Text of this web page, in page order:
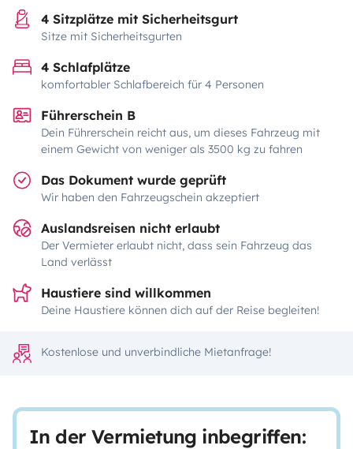
4 Sitzplätze mit Sicherheitsgurt
Sitze mit Sicherheitsgurten
4 Schlafplätze
komfortabler Schlafbereich für 4 Personen
Führerschein B
Dein Führerschein reicht aus, um dieses Fahrzeug mit
einem Gewicht von weniger als 3500 kg zu fahren
Das Dokument wurde geprüft
Wir haben den Fahrzeugschein akzeptiert
Auslandsreisen nicht erlaubt
Der Vermieter erlaubt nicht, dass sein Fahrzeug das
Land verlässt
Haustiere sind willkommen
Deine Haustiere können dich auf der Reise begleiten!
Kostenlose und unverbindliche Mietanfrage!
In der Vermietung inbegriffen: